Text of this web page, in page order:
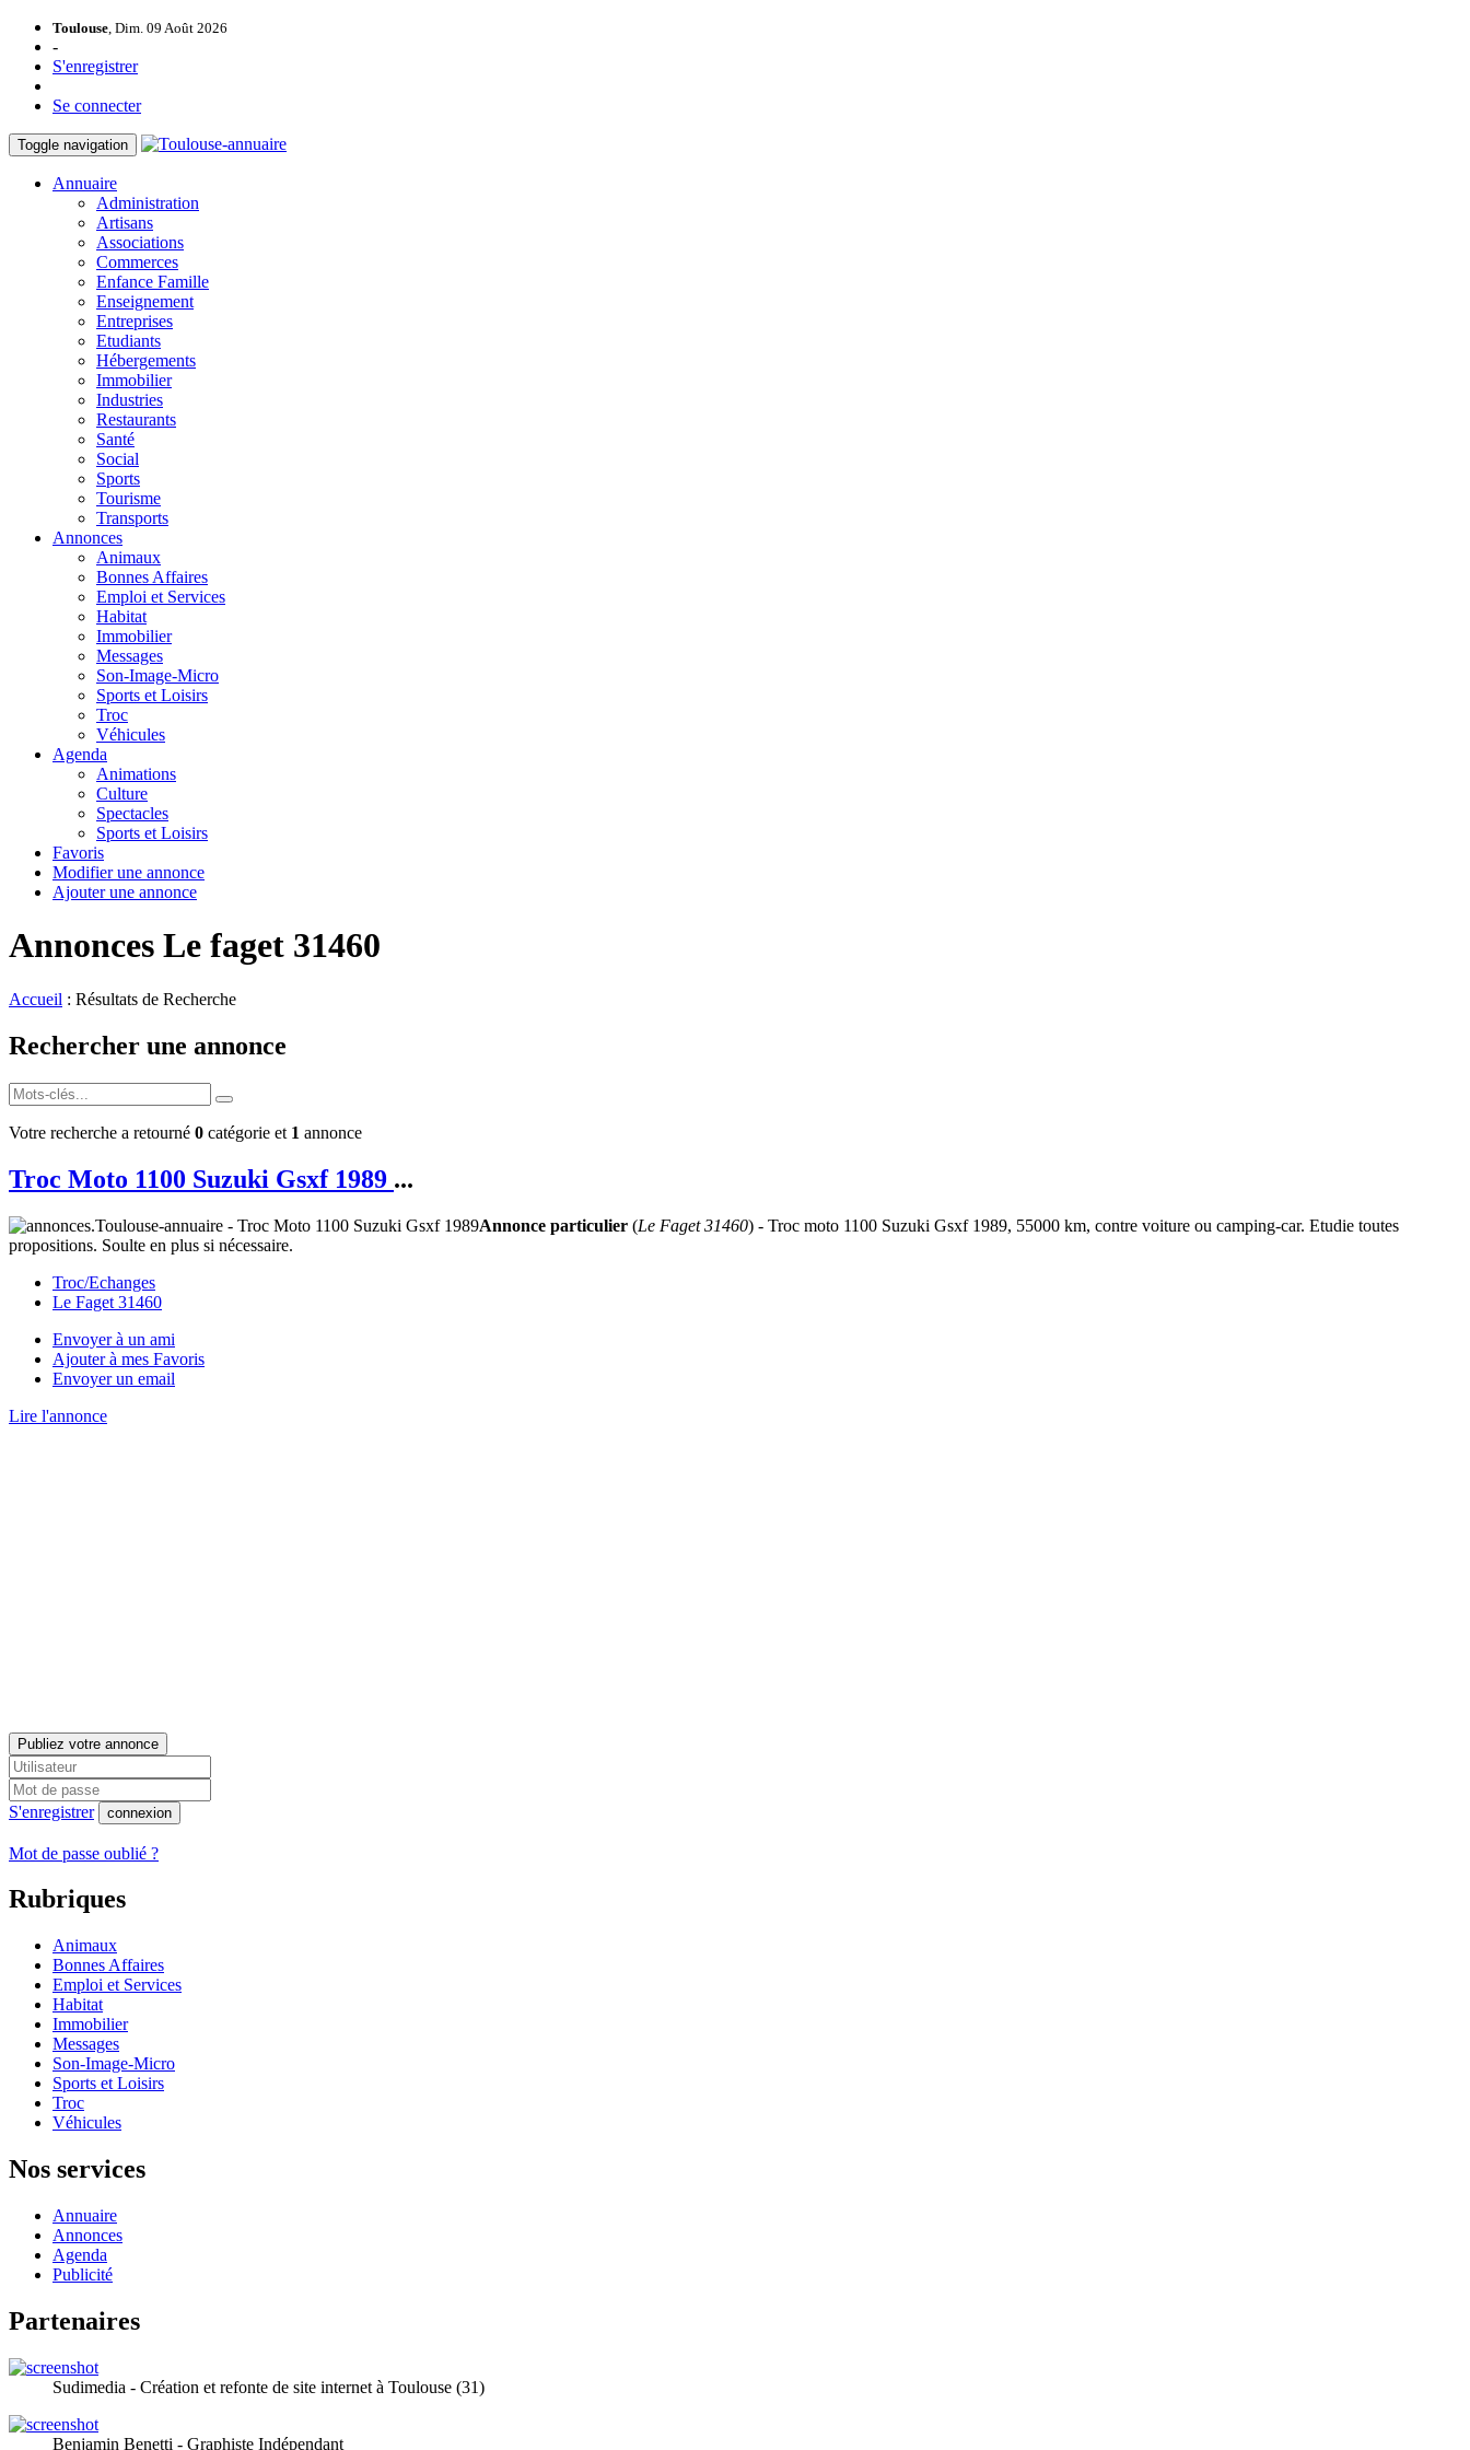
Toulouse, Dim. 09 Août 2026
-
S'enregistrer
Se connecter
Toggle navigation
Annuaire
Administration
Artisans
Associations
Commerces
Enfance Famille
Enseignement
Entreprises
Etudiants
Hébergements
Immobilier
Industries
Restaurants
Santé
Social
Sports
Tourisme
Transports
Annonces
Animaux
Bonnes Affaires
Emploi et Services
Habitat
Immobilier
Messages
Son-Image-Micro
Sports et Loisirs
Troc
Véhicules
Agenda
Animations
Culture
Spectacles
Sports et Loisirs
Favoris
Modifier une annonce
Ajouter une annonce
Annonces Le faget 31460
Accueil : Résultats de Recherche
Rechercher une annonce
Votre recherche a retourné 0 catégorie et 1 annonce
Troc Moto 1100 Suzuki Gsxf 1989 ...
Annonce particulier (Le Faget 31460) - Troc moto 1100 Suzuki Gsxf 1989, 55000 km, contre voiture ou camping-car. Etudie toutes
propositions. Soulte en plus si nécessaire.
Troc/Echanges
Le Faget 31460
Envoyer à un ami
Ajouter à mes Favoris
Envoyer un email
Lire l'annonce
Publiez votre annonce
S'enregistrer connexion
Mot de passe oublié ?
Rubriques
Animaux
Bonnes Affaires
Emploi et Services
Habitat
Immobilier
Messages
Son-Image-Micro
Sports et Loisirs
Troc
Véhicules
Nos services
Annuaire
Annonces
Agenda
Publicité
Partenaires
Sudimedia - Création et refonte de site internet à Toulouse (31)
Benjamin Benetti - Graphiste Indépendant